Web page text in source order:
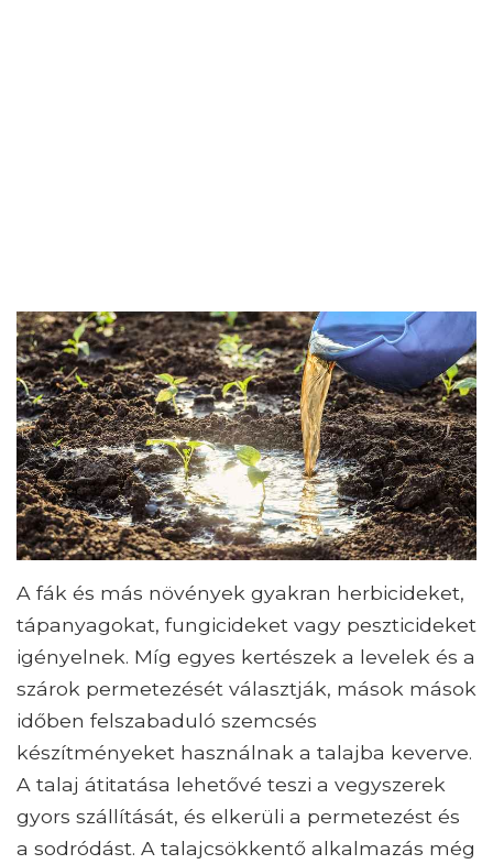
A fák és más növények gyakran herbicideket,
tápanyagokat, fungicideket vagy peszticideket
igényelnek. Míg egyes kertészek a levelek és a
szárok permetezését választják, mások mások
időben felszabaduló szemcsés
készítményeket használnak a talajba keverve.
A talaj átitatása lehetővé teszi a vegyszerek
gyors szállítását, és elkerüli a permetezést és
a sodródást. A talajcsökkentő alkalmazás még